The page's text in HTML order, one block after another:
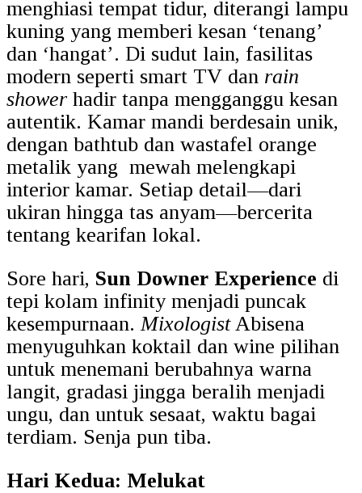
menghiasi tempat tidur, diterangi lampu
kuning yang memberi kesan ‘tenang’
dan ‘hangat’. Di sudut lain, fasilitas
modern seperti smart TV dan rain
shower hadir tanpa mengganggu kesan
autentik. Kamar mandi berdesain unik,
dengan bathtub dan wastafel orange
metalik yang mewah melengkapi
interior kamar. Setiap detail—dari
ukiran hingga tas anyam—bercerita
tentang kearifan lokal.
Sore hari, Sun Downer Experience di
tepi kolam infinity menjadi puncak
kesempurnaan. MixologistAbisena
menyuguhkan koktail dan wine pilihan
untuk menemani berubahnya warna
langit, gradasi jingga beralih menjadi
ungu, dan untuk sesaat, waktu bagai
terdiam. Senja pun tiba.
Hari Kedua: Melukat